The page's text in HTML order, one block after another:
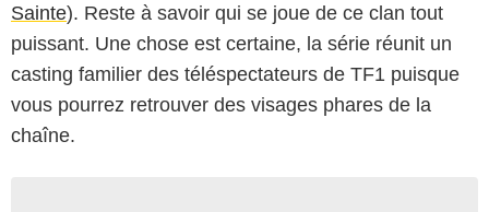
Sainte). Reste à savoir qui se joue de ce clan tout
puissant. Une chose est certaine, la série réunit un
casting familier des téléspectateurs de TF1 puisque
vous pourrez retrouver des visages phares de la
chaîne.